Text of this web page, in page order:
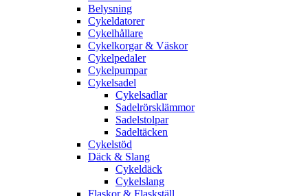
Belysning
Cykeldatorer
Cykelhållare
Cykelkorgar & Väskor
Cykelpedaler
Cykelpumpar
Cykelsadel
Cykelsadlar
Sadelrörsklämmor
Sadelstolpar
Sadeltäcken
Cykelstöd
Däck & Slang
Cykeldäck
Cykelslang